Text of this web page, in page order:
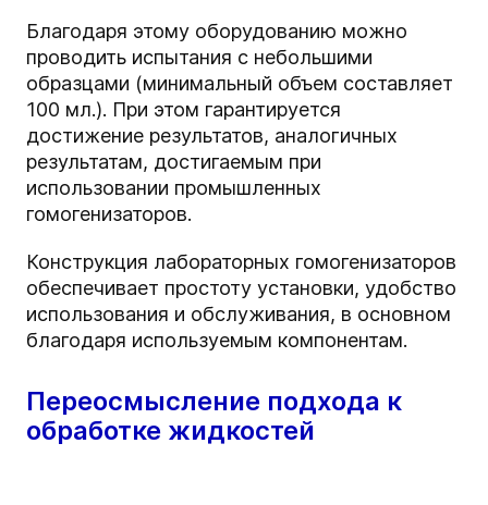
Благодаря этому оборудованию можно
проводить испытания с небольшими
образцами (минимальный объем составляет
100 мл.). При этом гарантируется
достижение результатов, аналогичных
результатам, достигаемым при
использовании промышленных
гомогенизаторов.
Конструкция лабораторных гомогенизаторов
обеспечивает простоту установки, удобство
использования и обслуживания, в основном
благодаря используемым компонентам.
Переосмысление подхода к
обработке жидкостей